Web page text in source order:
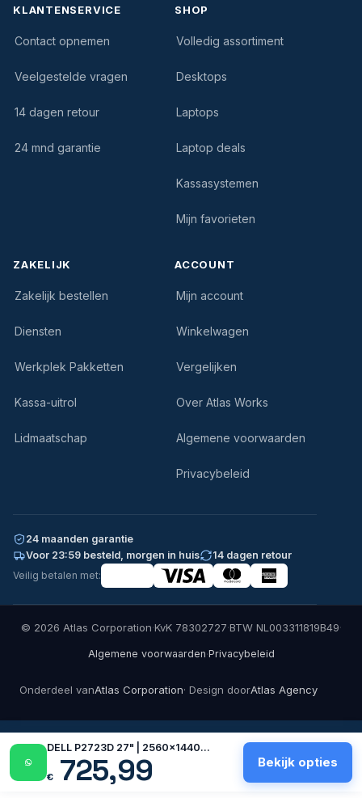
DELL P2723D 27" | 2560x1440…
€725,99 Bekijk opties
KLANTENSERVICE
Contact opnemen
Veelgestelde vragen
14 dagen retour
24 mnd garantie
SHOP
Volledig assortiment
Desktops
Laptops
Laptop deals
Kassasystemen
Mijn favorieten
ZAKELIJK
Zakelijk bestellen
Diensten
Werkplek Pakketten
Kassa-uitrol
Lidmaatschap
ACCOUNT
Mijn account
Winkelwagen
Vergelijken
Over Atlas Works
Algemene voorwaarden
Privacybeleid
24 maanden garantie
Voor 23:59 besteld, morgen in huis
14 dagen retour
Veilig betalen met:
© 2026 Atlas Corporation·KvK 78302727·BTW NL003311819B49·
Algemene voorwaarden·Privacybeleid
Onderdeel vanAtlas Corporation· Design doorAtlas Agency